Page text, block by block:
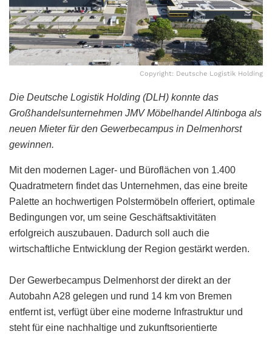
Copyright: Deutsche Logistik Holding
Die Deutsche Logistik Holding (DLH) konnte das
Großhandelsunternehmen JMV Möbelhandel Altinboga als
neuen Mieter für den Gewerbecampus in Delmenhorst
gewinnen.
Mit den modernen Lager- und Büroflächen von 1.400
Quadratmetern findet das Unternehmen, das eine breite
Palette an hochwertigen Polstermöbeln offeriert, optimale
Bedingungen vor, um seine Geschäftsaktivitäten
erfolgreich auszubauen. Dadurch soll auch die
wirtschaftliche Entwicklung der Region gestärkt werden.
Der Gewerbecampus Delmenhorst der direkt an der
Autobahn A28 gelegen und rund 14 km von Bremen
entfernt ist, verfügt über eine moderne Infrastruktur und
steht für eine nachhaltige und zukunftsorientierte